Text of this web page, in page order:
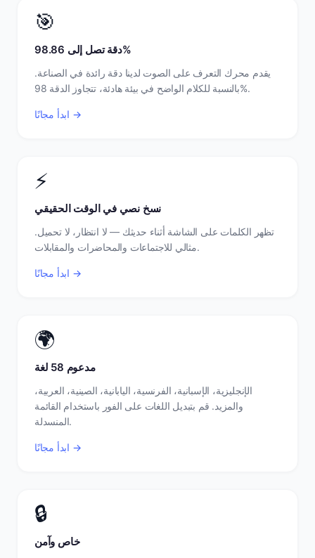
🎯
دقة تصل إلى 98.86%
يقدم محرك التعرف على الصوت لدينا دقة رائدة في الصناعة.
بالنسبة للكلام الواضح في بيئة هادئة، تتجاوز الدقة 98%.
ابدأ مجانًا →
⚡
نسخ نصي في الوقت الحقيقي
تظهر الكلمات على الشاشة أثناء حديثك — لا انتظار، لا تحميل.
مثالي للاجتماعات والمحاضرات والمقابلات.
ابدأ مجانًا →
🌍
مدعوم 58 لغة
الإنجليزية، الإسبانية، الفرنسية، اليابانية، الصينية، العربية،
والمزيد. قم بتبديل اللغات على الفور باستخدام القائمة
المنسدلة.
ابدأ مجانًا →
🔒
خاص وآمن